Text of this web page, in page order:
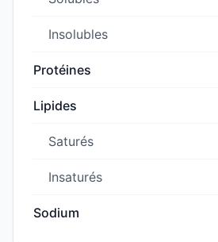
Insolubles
Protéines
Lipides
Saturés
Insaturés
Sodium